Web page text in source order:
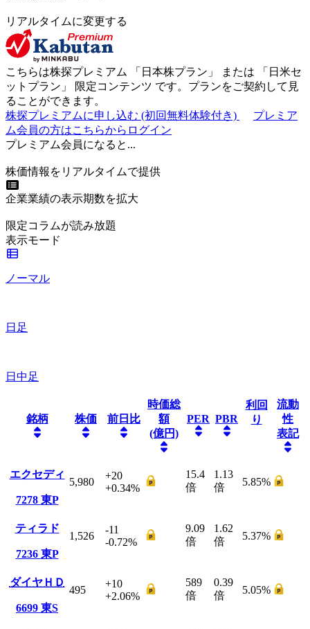
リアルタイムに変更する
こちらは株探プレミアム 「 日本株プラン 」 または 「 日米セ
ットプラン 」 限定コンテンツ です。プランをご契約して見
ることができます。
株探プレミアムに申し込む (初回無料体験付き)
プレミア
ム会員の方はこちらからログイン
プレミアム会員になると...
株価情報をリアルタイムで提供
企業業績の表示期数を拡大
限定コラムが読み放題
表示モード
ノーマル
日足
日中足
銘柄 株価 前日比
時価総
額
(億円)
PER PBR
利回
り
流動
性
表記
エクセディ
7278 東P
5,980
+20
+0.34%
15.4
倍
1.13
倍
5.85%
ティラド
7236 東P
1,526
-11
-0.72%
9.09
倍
1.62
倍
5.37%
ダイヤＨＤ
6699 東S
495
+10
+2.06%
589
倍
0.39
倍
5.05%